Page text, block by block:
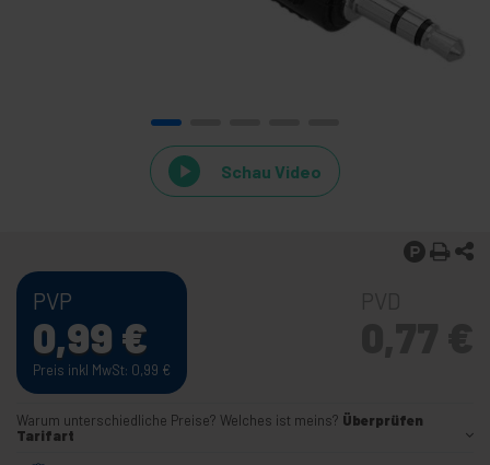
Schau Video
PVP
0,99 €
Preis inkl MwSt: 0,99 €
Warum unterschiedliche Preise? Welches ist meins? Überprüfen
Tarifart